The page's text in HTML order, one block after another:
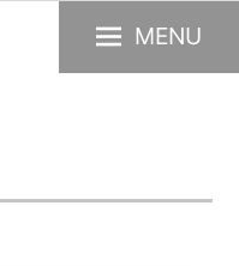
MENU